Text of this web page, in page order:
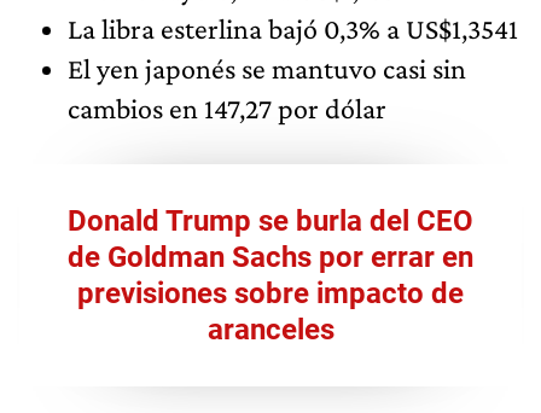
La libra esterlina bajó 0,3% a US$1,3541
El yen japonés se mantuvo casi sin
cambios en 147,27 por dólar
Donald Trump se burla del CEO
de Goldman Sachs por errar en
previsiones sobre impacto de
aranceles